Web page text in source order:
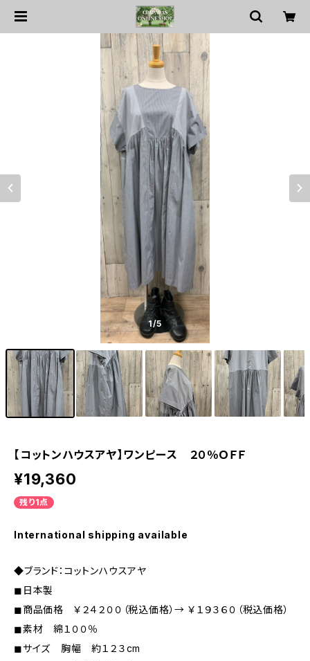
1/5
【コットンハウスアヤ】ワンピース ２０％ＯＦＦ
¥19,360
残り1点
International shipping available
◆ブランド：コットンハウスアヤ
◼︎日本製
◼︎商品価格 ￥２４２００（税込価格）→ ￥１９３６０（税込価格）
◼︎素材 綿１００％
◼︎サイズ 胸幅 約１２３cm